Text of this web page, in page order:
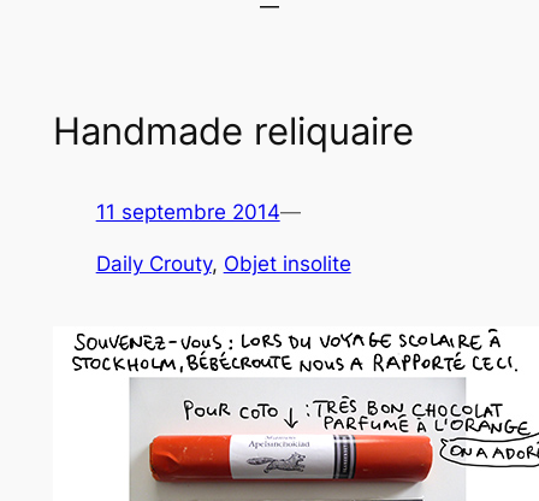
Handmade reliquaire
11 septembre 2014—
Daily Crouty, Objet insolite